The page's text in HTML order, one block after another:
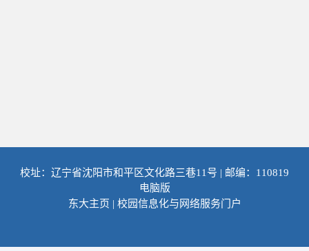
校址：辽宁省沈阳市和平区文化路三巷11号 | 邮编：110819
电脑版
东大主页 | 校园信息化与网络服务门户